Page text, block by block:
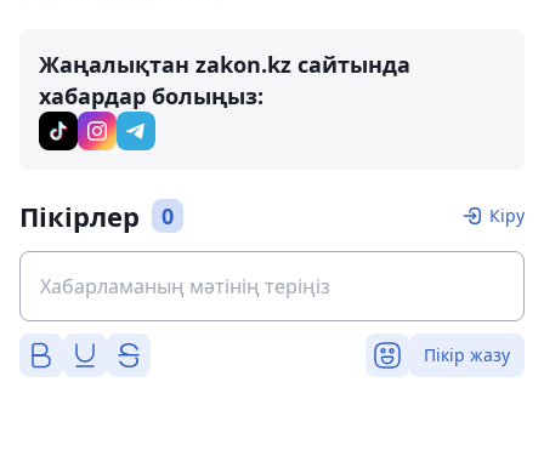
Жаңалықтан zakon.kz сайтында
хабардар болыңыз:
Пікірлер 0 Кіру
Пікір жазу